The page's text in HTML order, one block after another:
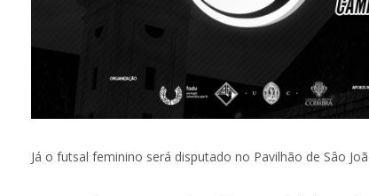
Já o futsal feminino será disputado no Pavilhão de Sâo